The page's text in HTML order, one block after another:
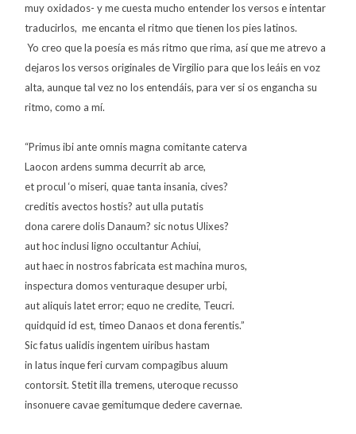
muy oxidados- y me cuesta mucho entender los versos e intentar
traducirlos, me encanta el ritmo que tienen los pies latinos.
Yo creo que la poesía es más ritmo que rima, así que me atrevo a
dejaros los versos originales de Virgilio para que los leáis en voz
alta, aunque tal vez no los entendáis, para ver si os engancha su
ritmo, como a mí.
“Primus ibi ante omnis magna comitante caterva
Laocon ardens summa decurrit ab arce,
et procul ‘o miseri, quae tanta insania, cives?
creditis avectos hostis? aut ulla putatis
dona carere dolis Danaum? sic notus Ulixes?
aut hoc inclusi ligno occultantur Achiui,
aut haec in nostros fabricata est machina muros,
inspectura domos venturaque desuper urbi,
aut aliquis latet error; equo ne credite, Teucri.
quidquid id est, timeo Danaos et dona ferentis.”
Sic fatus ualidis ingentem uiribus hastam
in latus inque feri curvam compagibus aluum
contorsit. Stetit illa tremens, uteroque recusso
insonuere cavae gemitumque dedere cavernae.